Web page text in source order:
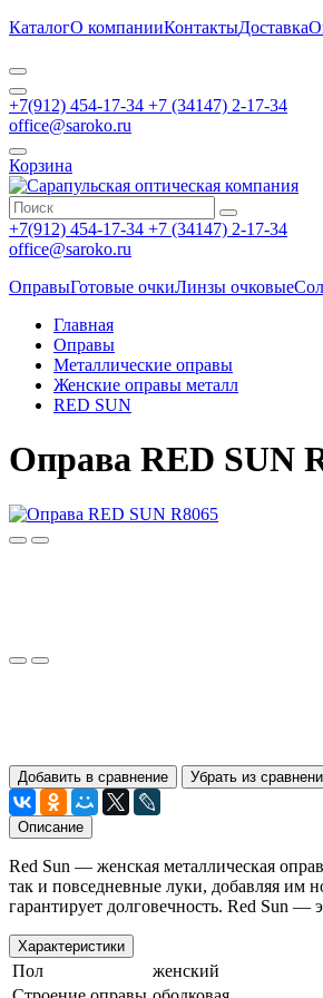
КаталогО компанииКонтактыДоставка
+7(912) 454-17-34 +7 (34147) 2-17-34
office@saroko.ru
Корзина
+7(912) 454-17-34 +7 (34147) 2-17-34
office@saroko.ru
ОправыГотовые очкиЛинзы очковые
Главная
Оправы
Металлические оправы
Женские оправы металл
RED SUN
Оправа RED SUN
Добавить в сравнение Убрать из
Описание
Red Sun — женская металлическая
так и повседневные луки, добавляя им
гарантирует долговечность. Red Sun —
Характеристики
Пол
женский